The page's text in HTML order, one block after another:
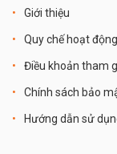
Giới thiệu
Quy chế hoạt động
Điều khoản tham
Chính sách bảo
Hướng dẫn sử